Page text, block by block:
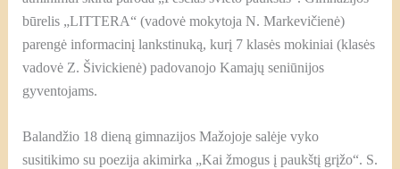
būrelis „LITTERA“ (vadovė mokytoja N. Markevičienė)
parengė informacinį lankstinuką, kurį 7 klasės mokiniai (klasės
vadovė Z. Šivickienė) padovanojo Kamajų seniūnijos
gyventojams.
Balandžio 18 dieną gimnazijos Mažojoje salėje vyko
susitikimo su poezija akimirka „Kai žmogus į paukštį grįžo“. S.